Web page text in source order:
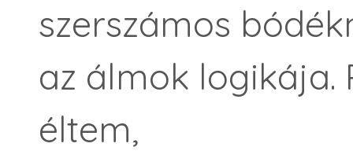
szerszámos
az álmok logikája.
éltem,